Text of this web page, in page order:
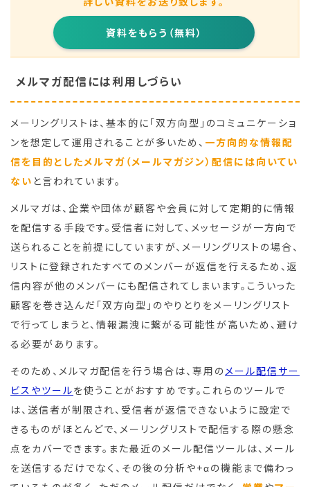
資料をもらう（無料）
メルマガ配信には利用しづらい
メーリングリストは、基本的に「双方向型」のコミュニケーショ
ンを想定して運用されることが多いため、 一方向的な情報配
信を目的としたメルマガ（メールマガジン）配信には向いてい
ない と言われています。
メルマガは、企業や団体が顧客や会員に対して定期的に情報
を配信する手段です。受信者に対して、メッセージが一方向で
送られることを前提にしていますが、メーリングリストの場合、
リストに登録されたすべてのメンバーが返信を行えるため、返
信内容が他のメンバーにも配信されてしまいます。こういった
顧客を巻き込んだ「双方向型」のやりとりをメーリングリスト
で行ってしまうと、情報漏洩に繋がる可能性が高いため、避け
る必要があります。
そのため、メルマガ配信を行う場合は、専用のメール配信サー
ビスやツールを使うことがおすすめです。これらのツールで
は、送信者が制限され、受信者が返信できないように設定で
きるものがほとんどで、メーリングリストで配信する際の懸念
点をカバーできます。また最近のメール配信ツールは、メール
を送信するだけでなく、その後の分析や+αの機能まで備わっ